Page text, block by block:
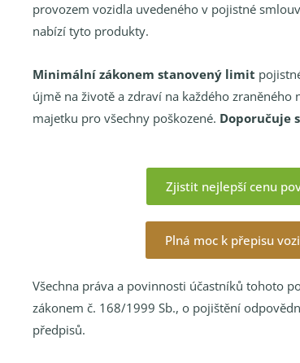
provozem vozidla uvedeného v pojistné
nabízí tyto produkty.
Minimální zákonem stanovený limit
újmě na životě a zdraví na každého
majetku pro všechny poškozené. Doporučuje
Zjistit nejlepší cenu
Plná moc k přepisu
Všechna práva a povinnosti účastníků tohoto
zákonem č. 168/1999 Sb., o pojištění
předpisů.